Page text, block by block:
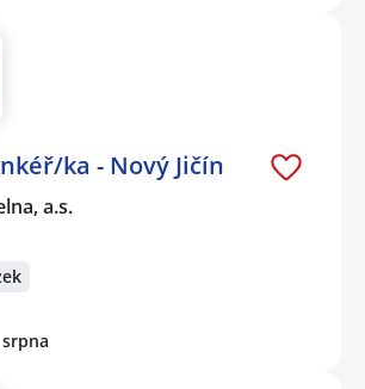
ka - Nový Jičín
a.s.